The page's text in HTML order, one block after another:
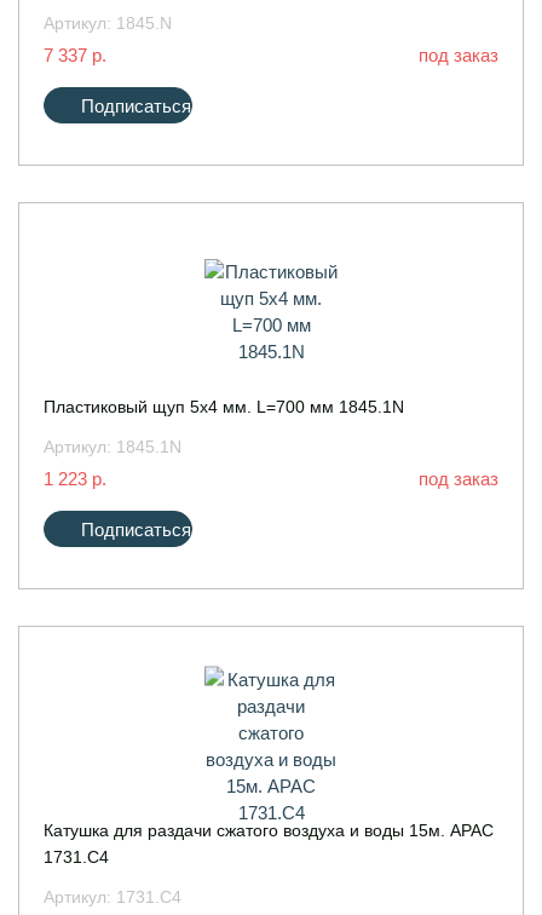
Артикул: 1845.N
7 337 р. под заказ
Подписаться
Пластиковый щуп 5х4 мм. L=700 мм 1845.1N
Артикул: 1845.1N
1 223 р. под заказ
Подписаться
Катушка для раздачи сжатого воздуха и воды 15м. APAC
1731.C4
Артикул: 1731.C4